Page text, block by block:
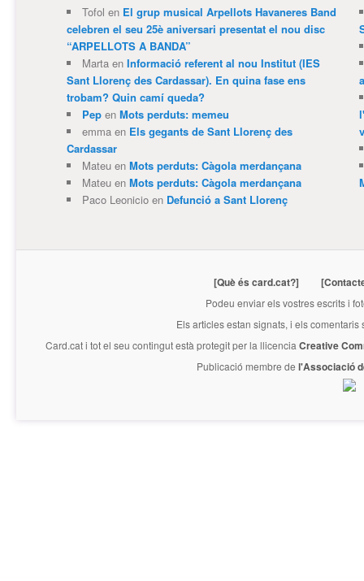
Tofol en El grup musical Arpellots Havaneres Band
celebren el seu 25è aniversari presentat el nou disc
“ARPELLOTS A BANDA”
Martaen Informació referent al nou Institut (IES
Sant Llorenç des Cardassar). En quina fase ens
trobam? Quin camí queda?
Pepen Mots perduts: memeu
emmaen Els gegants de Sant Llorenç des
Cardassar
Mateuen Mots perduts: Càgola merdançana
Mateuen Mots perduts: Càgola merdançana
Paco Leonicioen Defunció a Sant Llorenç
[Què és card.cat?]
Podeu enviar els vostres escrits i
Els articles estan signats, i els
Card.cati tot el seu contingut està protegit per la llicencia Creative
Publicació membre de l'Associació